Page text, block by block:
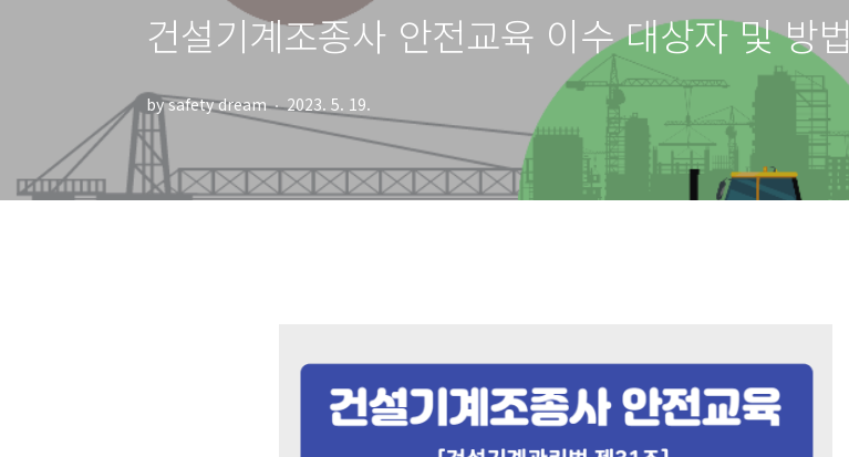
건설기계조종사 안전교육 이수 대상자 및 방법
by safety dream 2023. 5. 19.